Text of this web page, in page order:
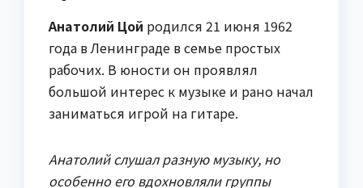
Анатолий Цой родился 21 июня 1962
года в Ленинграде в семье простых
рабочих. В юности он проявлял
большой интерес к музыке и рано начал
заниматься игрой на гитаре.
Анатолий слушал разную музыку, но
особенно его вдохновляли группы